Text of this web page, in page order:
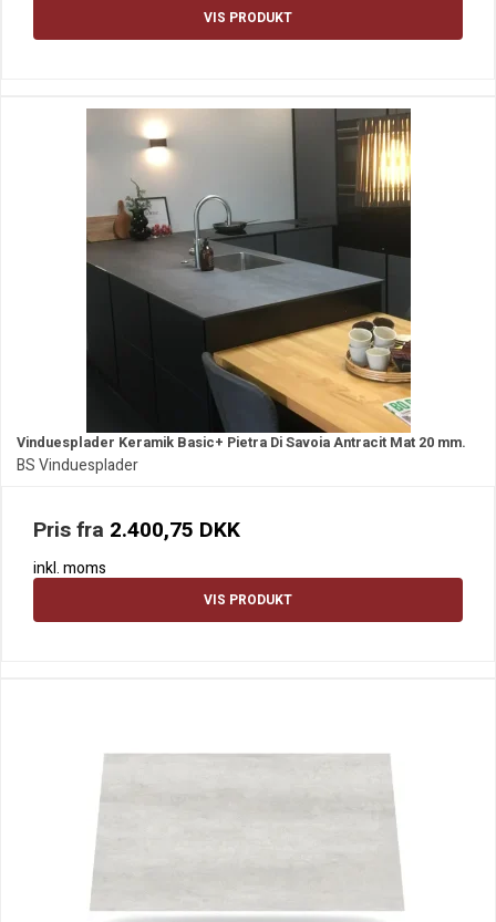
VIS PRODUKT
Vinduesplader Keramik Basic+ Pietra Di Savoia Antracit Mat 20 mm.
BS Vinduesplader
Pris fra 2.400,75 DKK
inkl. moms
VIS PRODUKT